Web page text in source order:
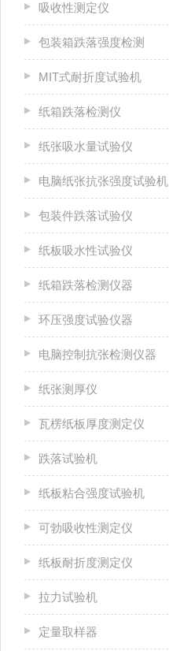
吸收性测定仪
包装箱跌落强度检测
MIT式耐折度试验机
纸箱跌落检测仪
纸张吸水量试验仪
电脑纸张抗张强度试验机
包装件跌落试验仪
纸板吸水性试验仪
纸箱跌落检测仪器
环压强度试验仪器
电脑控制抗张检测仪器
纸张测厚仪
瓦楞纸板厚度测定仪
跌落试验机
纸板粘合强度试验机
可勃吸收性测定仪
纸板耐折度测定仪
拉力试验机
定量取样器